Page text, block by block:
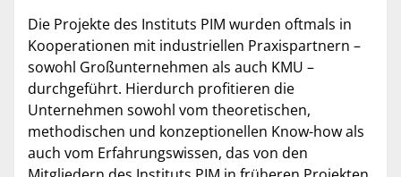
Die Projekte des Instituts PIM wurden oftmals in
Kooperationen mit industriellen Praxispartnern –
sowohl Großunternehmen als auch KMU –
durchgeführt. Hierdurch profitieren die
Unternehmen sowohl vom theoretischen,
methodischen und konzeptionellen Know-how als
auch vom Erfahrungswissen, das von den